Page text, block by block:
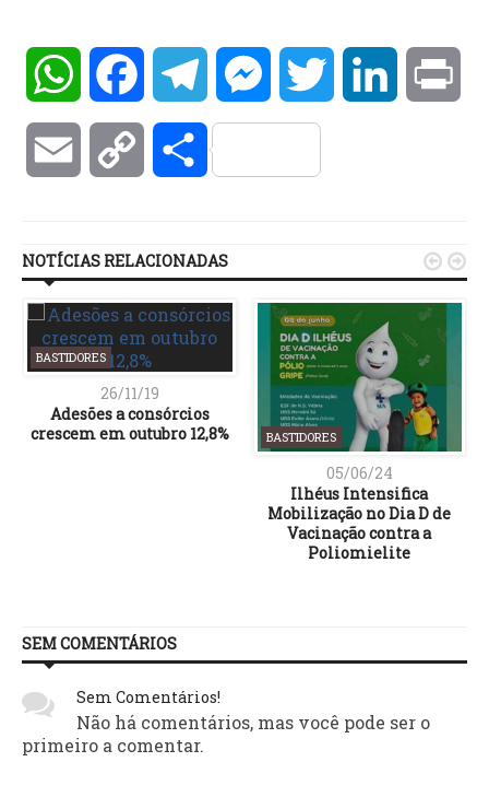
WhatsAppFacebookTelegramMessengerTwitter LinkedIn
Email Copy Compartilhar
NOTÍCIAS RELACIONADAS
BASTIDORES
26/11/19
Adesões a consórcios
crescem em outubro 12,8%
BASTIDORES
05/06/24
Ilhéus Intensifica
Mobilização no Dia D de
Vacinação contra a
Poliomielite
 
SEM COMENTÁRIOS
Sem Comentários!
Não há comentários, mas você pode ser o
primeiro a comentar.